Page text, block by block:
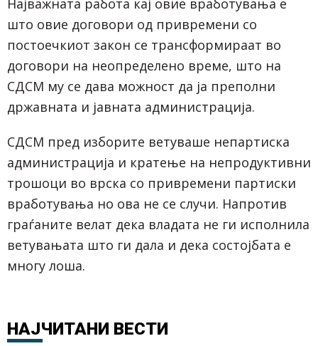
Најважната работа кај овие вработувања е
што овие договори од привремени со
постоечкиот закон се трансформираат во
договори на неопределено време, што на
СДСМ му се дава можност да ја преполни
државната и јавната администрација.
СДСМ пред изборите ветуваше непартиска
администрација и кратење на непродуктивни
трошоци во врска со привремени партиски
вработувања но ова не се случи. Напротив
граѓаните велат дека владата не ги исполнила
ветувањата што ги дала и дека состојбата е
многу лоша.
НАЈЧИТАНИ ВЕСТИ